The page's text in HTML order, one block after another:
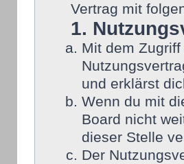
Vertrag mit
1.
Mit dem Zugriff
und erklärst
Wenn du mit
Board nicht
dieser Stelle
Der